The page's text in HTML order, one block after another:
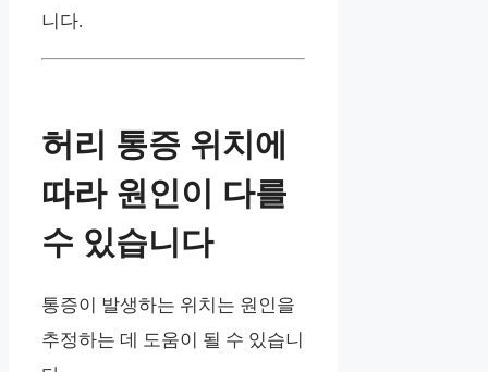
니다.
허리 통증 위치에
따라 원인이 다를
수 있습니다
통증이 발생하는 위치는 원인을
추정하는 데 도움이 될 수 있습니